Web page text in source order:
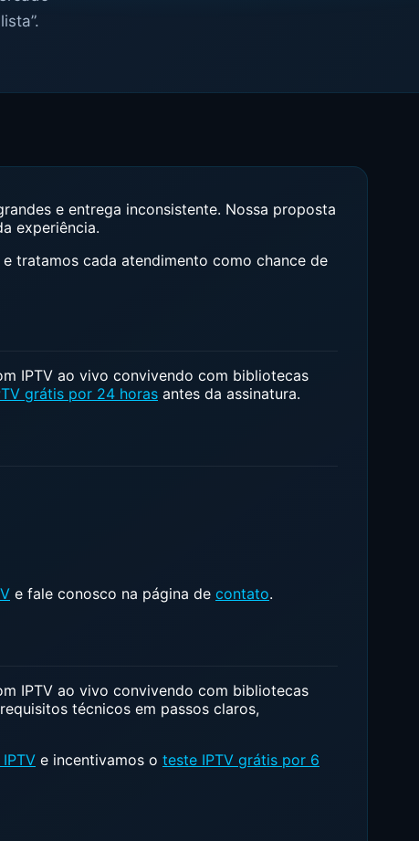
e entrega inconsistente. Nossa proposta
experiência.
tratamos cada atendimento como chance de
IPTV ao vivo convivendo com bibliotecas
grátis por 24 horas antes da assinatura.
e fale conosco na página de contato.
IPTV ao vivo convivendo com bibliotecas
técnicos em passos claros,
e incentivamos o teste IPTV grátis por 6